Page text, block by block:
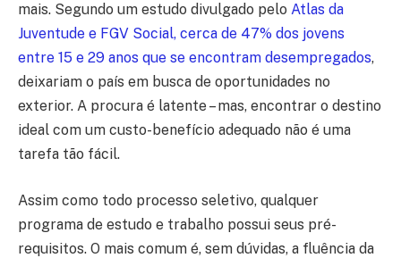
mais. Segundo um estudo divulgado pelo Atlas da
Juventude e FGV Social, cerca de 47% dos jovens
entre 15 e 29 anos que se encontram desempregados,
deixariam o país em busca de oportunidades no
exterior. A procura é latente – mas, encontrar o destino
ideal com um custo-benefício adequado não é uma
tarefa tão fácil.
Assim como todo processo seletivo, qualquer
programa de estudo e trabalho possui seus pré-
requisitos. O mais comum é, sem dúvidas, a fluência da